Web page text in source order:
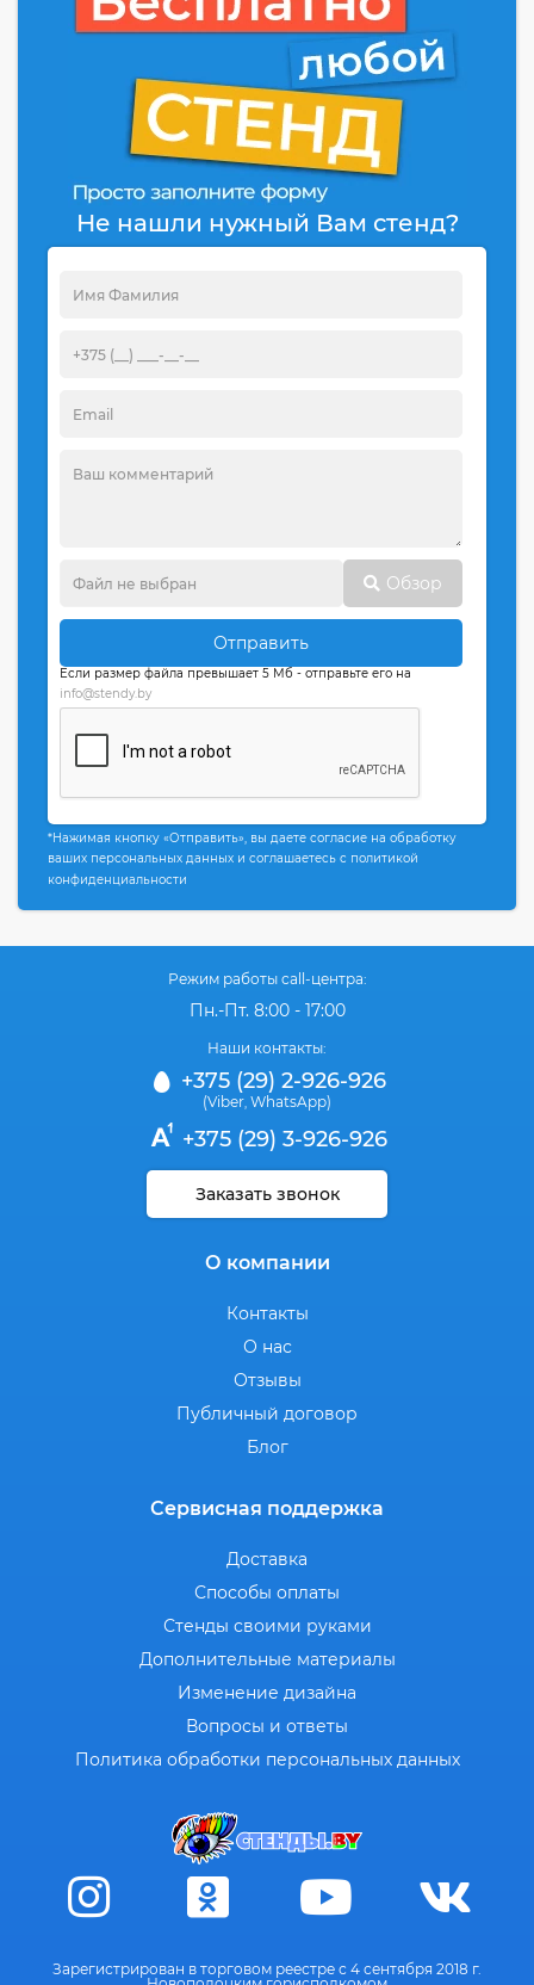
Не нашли нужный Вам стенд?
Обзор
Отправить
Если размер файла превышает 5 Мб - отправьте его на
info@stendy.by
*Нажимая кнопку «Отправить», вы даете согласие на обработку
ваших персональных данных и соглашаетесь с политикой
конфиденциальности
Режим работы call-центра:
Пн.-Пт. 8:00 - 17:00
Наши контакты:
+375 (29) 2-926-926
(Viber WhatsApp)
+375 (29) 3-926-926
Заказать звонок
О компании
Контакты
О нас
Отзывы
Публичный договор
Блог
Сервисная поддержка
Доставка
Способы оплаты
Стенды своими руками
Дополнительные материалы
Изменение дизайна
Вопросы и ответы
Политика обработки персональных данных
Зарегистрирован в торговом реестре с 4 сентября 2018 г.